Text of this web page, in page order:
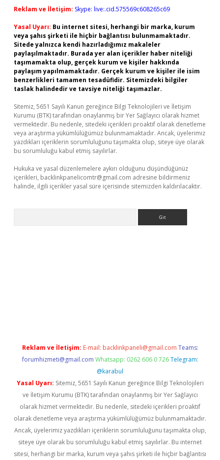
Reklam ve İletişim: Skype: live:.cid.575569c608265c69
Yasal Uyarı: Bu internet sitesi, herhangi bir marka, kurum
veya şahıs şirketi ile hiçbir bağlantısı bulunmamaktadır.
Sitede yalnızca kendi hazırladığımız makaleler
paylaşılmaktadır. Burada yer alan içerikler haber niteliği
taşımamakta olup, gerçek kurum ve kişiler hakkında
paylaşım yapılmamaktadır. Gerçek kurum ve kişiler ile isim
benzerlikleri tamamen tesadüfidir. Sitemizdeki bilgiler
taslak halindedir ve tavsiye niteliği taşımazlar.
Sitemiz, 5651 Sayılı Kanun gereğince Bilgi Teknolojileri ve İletişim
Kurumu (BTK) tarafından onaylanmış bir Yer Sağlayıcı olarak hizmet
vermektedir. Bu nedenle, sitedeki içerikleri proaktif olarak denetleme
veya araştırma yükümlülüğümüz bulunmamaktadır. Ancak, üyelerimiz
yazdıkları içeriklerin sorumluluğunu taşımakta olup, siteye üye olarak
bu sorumluluğu kabul etmiş sayılırlar.
Hukuka ve yasal düzenlemelere aykırı olduğunu düşündüğünüz
içerikleri, backlinkpanelicomtr@gmail.com adresine bildirmeniz
halinde, ilgili içerikler yasal süre içerisinde sitemizden kaldırılacaktır.
Reklam ve İletişim: E-mail: backlinkpaneli@gmail.com Teams:
forumhizmeti@gmail.com Whatsapp: 0262 606 0 726 Telegram:
@karabul
Yasal Uyarı: Sitemiz, 5651 Sayılı Kanun gereğince Bilgi Teknolojileri
ve İletişim Kurumu (BTK) tarafından onaylanmış bir Yer Sağlayıcı
olarak hizmet vermektedir. Bu nedenle, sitedeki içerikleri proaktif
olarak denetleme veya araştırma yükümlülüğümüz bulunmamaktadır.
Ancak, üyelerimiz yazdıkları içeriklerin sorumluluğunu taşımakta olup,
siteye üye olarak bu sorumluluğu kabul etmiş sayılırlar. Bu internet
sitesi, herhangi bir marka, kurum veya şahıs şirketi ile hiçbir bağlantısı